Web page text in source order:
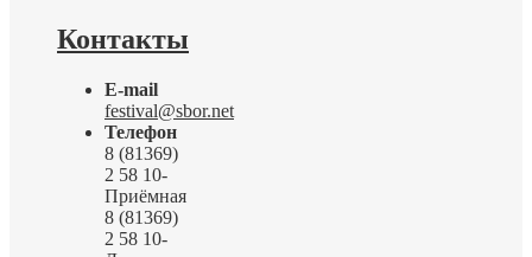
Контакты
E-mail
festival@sbor.net
Телефон
8 (81369)
2 58 10-
Приёмная
8 (81369)
2 58 10-